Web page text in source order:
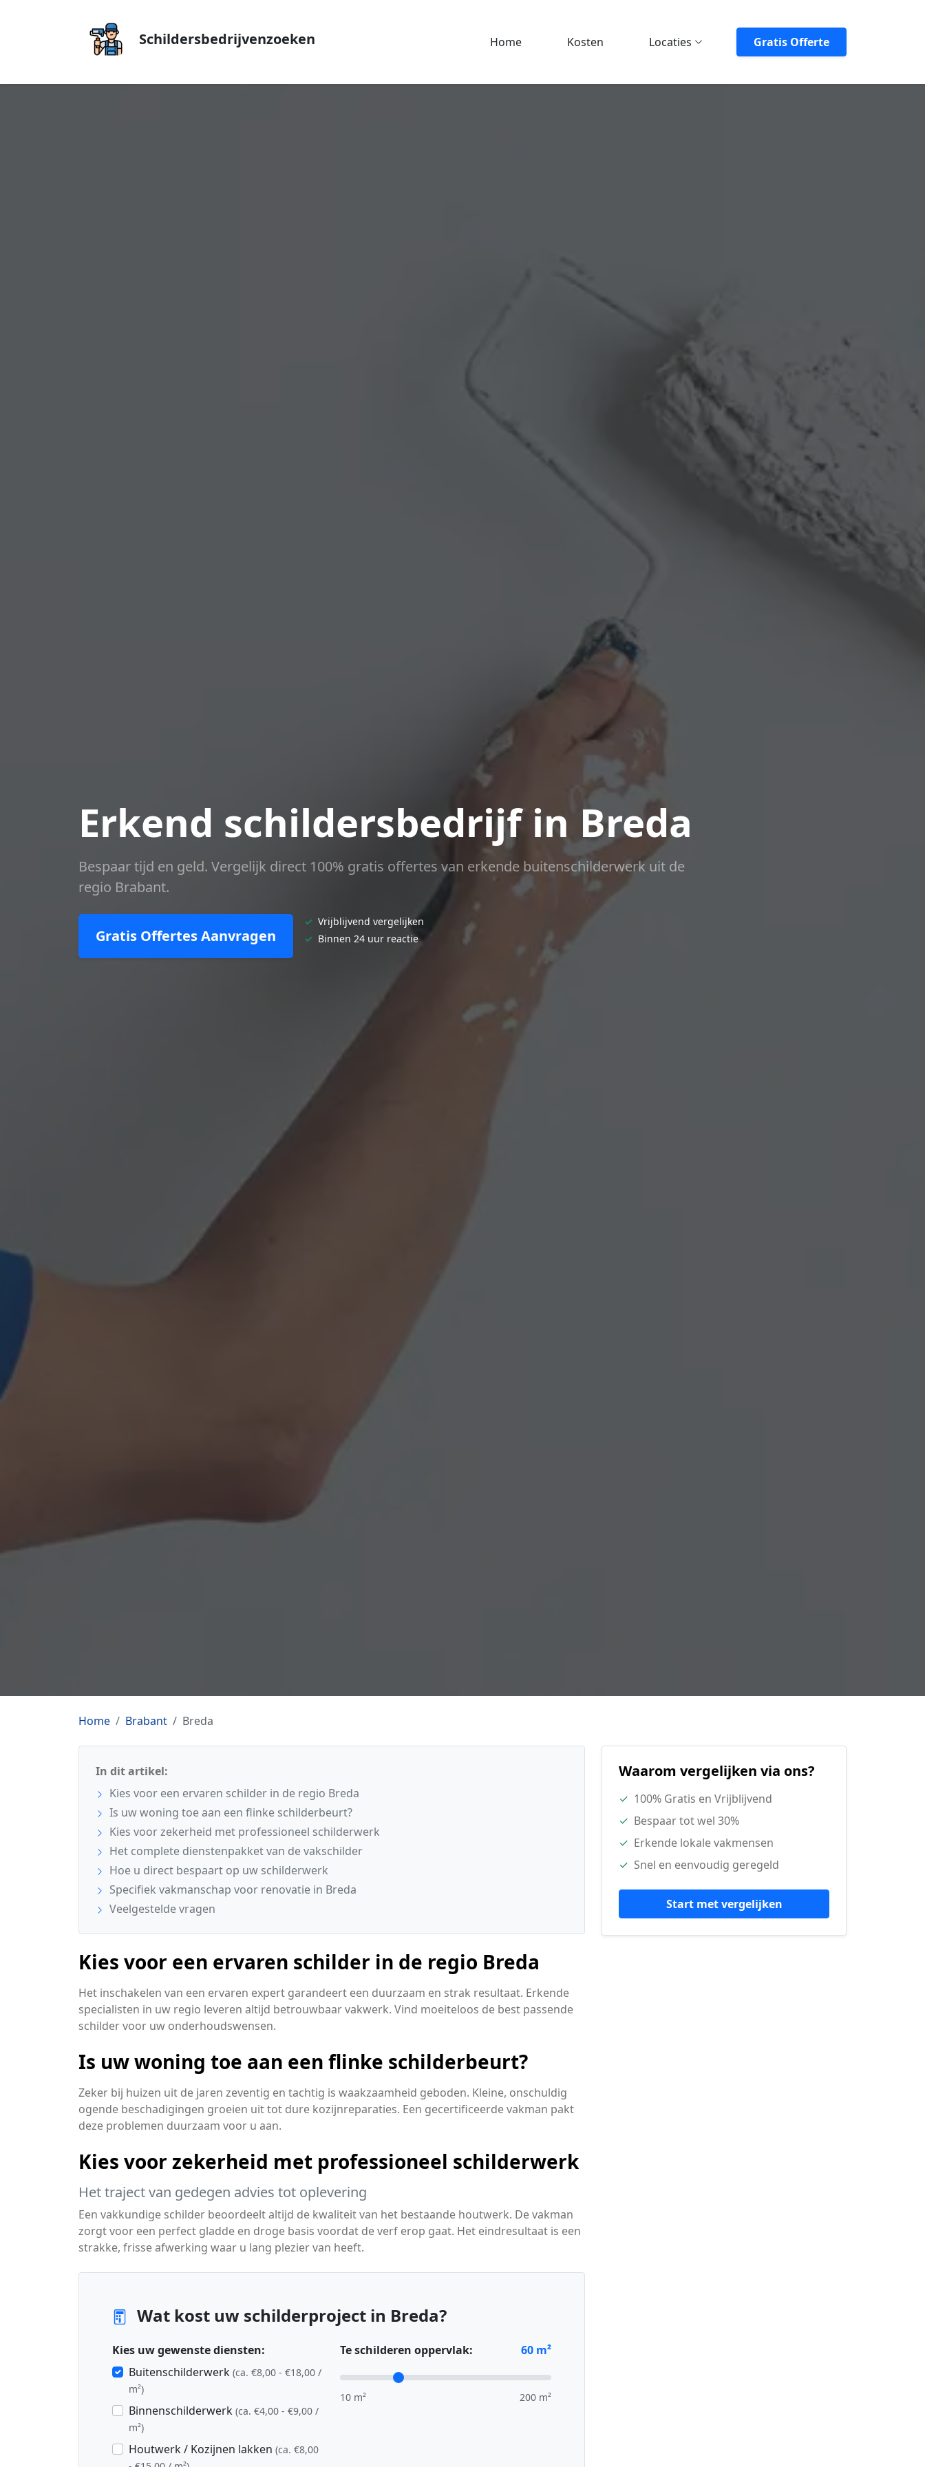
Schildersbedrijvenzoeken Home Kosten Locaties Gratis Offerte
Erkend schildersbedrijf in Breda
Bespaar tijd en geld. Vergelijk direct 100% gratis offertes van erkende buitenschilderwerk uit de
regio Brabant.
Gratis Offertes Aanvragen
✓ Vrijblijvend vergelijken
✓ Binnen 24 uur reactie
Home Brabant Breda
In dit artikel:
Kies voor een ervaren schilder in de regio Breda
Is uw woning toe aan een flinke schilderbeurt?
Kies voor zekerheid met professioneel schilderwerk
Het complete dienstenpakket van de vakschilder
Hoe u direct bespaart op uw schilderwerk
Specifiek vakmanschap voor renovatie in Breda
Veelgestelde vragen
Kies voor een ervaren schilder in de regio Breda
Het inschakelen van een ervaren expert garandeert een duurzaam en strak resultaat. Erkende
specialisten in uw regio leveren altijd betrouwbaar vakwerk. Vind moeiteloos de best passende
schilder voor uw onderhoudswensen.
Is uw woning toe aan een flinke schilderbeurt?
Zeker bij huizen uit de jaren zeventig en tachtig is waakzaamheid geboden. Kleine, onschuldig
ogende beschadigingen groeien uit tot dure kozijnreparaties. Een gecertificeerde vakman pakt
deze problemen duurzaam voor u aan.
Kies voor zekerheid met professioneel schilderwerk
Het traject van gedegen advies tot oplevering
Een vakkundige schilder beoordeelt altijd de kwaliteit van het bestaande houtwerk. De vakman
zorgt voor een perfect gladde en droge basis voordat de verf erop gaat. Het eindresultaat is een
strakke, frisse afwerking waar u lang plezier van heeft.
Wat kost uw schilderproject in Breda?
Kies uw gewenste diensten:
Buitenschilderwerk (ca. €8,00 - €18,00 /
m²)
Binnenschilderwerk (ca. €4,00 - €9,00 /
m²)
Houtwerk / Kozijnen lakken (ca. €8,00
Te schilderen oppervlak: 60 m²
10 m² 200 m²
Waarom vergelijken via ons?
✓ 100% Gratis en Vrijblijvend
✓ Bespaar tot wel 30%
✓ Erkende lokale vakmensen
✓ Snel en eenvoudig geregeld
Start met vergelijken